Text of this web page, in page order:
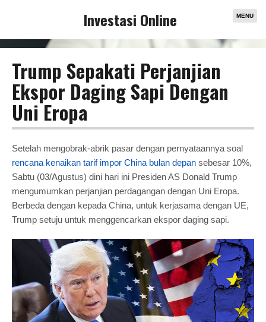
MENU
Investasi Online
Trump Sepakati Perjanjian
Ekspor Daging Sapi Dengan
Uni Eropa
Setelah mengobrak-abrik pasar dengan pernyataannya soal
rencana kenaikan tarif impor China bulan depan sebesar 10%,
Sabtu (03/Agustus) dini hari ini Presiden AS Donald Trump
mengumumkan perjanjian perdagangan dengan Uni Eropa.
Berbeda dengan kepada China, untuk kerjasama dengan UE,
Trump setuju untuk menggencarkan ekspor daging sapi.